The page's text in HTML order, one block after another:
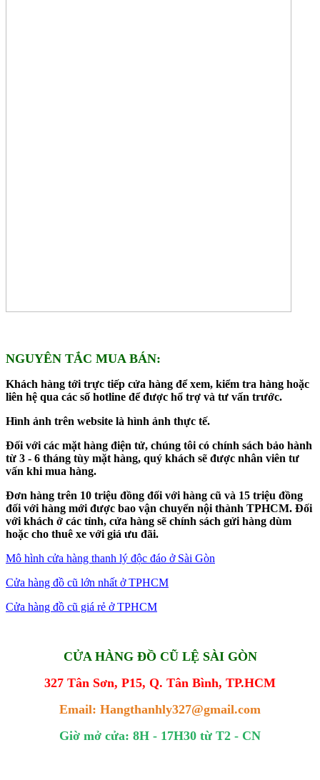
NGUYÊN TẮC MUA BÁN:
Khách hàng tới trực tiếp cửa hàng để xem, kiểm tra hàng hoặc
liên hệ qua các số hotline để được hổ trợ và tư vấn trước.
Hình ảnh trên website là hình ảnh thực tế.
Đối với các mặt hàng điện tử, chúng tôi có chính sách bảo hành
từ 3 - 6 tháng tùy mặt hàng, quý khách sẽ được nhân viên tư
vấn khi mua hàng.
Đơn hàng trên 10 triệu đồng đối với hàng cũ và 15 triệu đồng
đối với hàng mới được bao vận chuyển nội thành TPHCM. Đối
với khách ở các tỉnh, cửa hàng sẽ chính sách gửi hàng dùm
hoặc cho thuê xe với giá ưu đãi.
Mô hình cửa hàng thanh lý độc đáo ở Sài Gòn
Cửa hàng đồ cũ lớn nhất ở TPHCM
Cửa hàng đồ cũ giá rẻ ở TPHCM
CỬA HÀNG ĐỒ CŨ LỆ SÀI GÒN
327 Tân Sơn, P15, Q. Tân Bình, TP.HCM
Email: Hangthanhly327@gmail.com
Giờ mở cửa: 8H - 17H30 từ T2 - CN